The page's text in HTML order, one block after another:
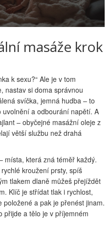
masáže krok
k sexu?“ Ale je v tom
nastav si doma správnou
svíčka, jemná hudba – to
uvolnění a odbourání napětí. A
– obyčejné masážní oleje z
větší službu než drahá
místa, která zná téměř každý.
kroužení prsty, spíš
tlakem dlaně můžeš přejíždět
Klíč je střídat tlak i rychlost,
a pak je přenést jinam.
přijde a tělo je v příjemném